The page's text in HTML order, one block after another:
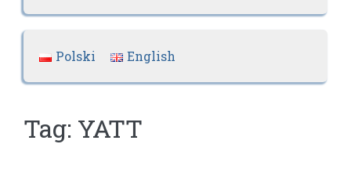
Polski English
Tag: YATT